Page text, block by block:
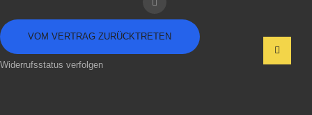
VOM VERTRAG ZURÜCKTRETEN
Widerrufsstatus verfolgen